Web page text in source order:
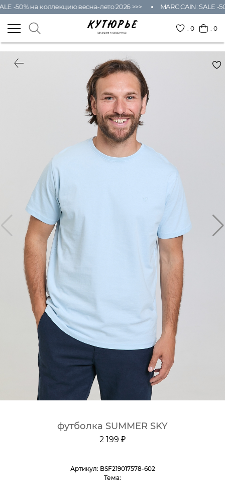
-50% на коллекцию весна-лето 2026 >>> MARC CAIN: SALE -
:0 : 0
футболка SUMMER SKY
2 199 ₽
Артикул: BSF219017578-602
Тема: